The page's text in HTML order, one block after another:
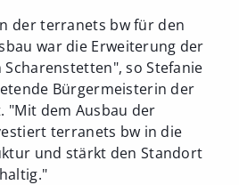
der terranets bw für den
war die Erweiterung der
so Stefanie
Bürgermeisterin der
"Mit dem Ausbau der
terranets bw in die
und stärkt den Standort